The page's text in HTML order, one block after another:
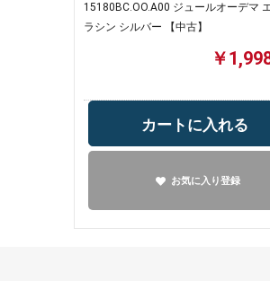
15180BC.OO.A00 ジュールオーデマ
ラシン シルバー 【中古】
￥
カートに入れる
お気に入り登録